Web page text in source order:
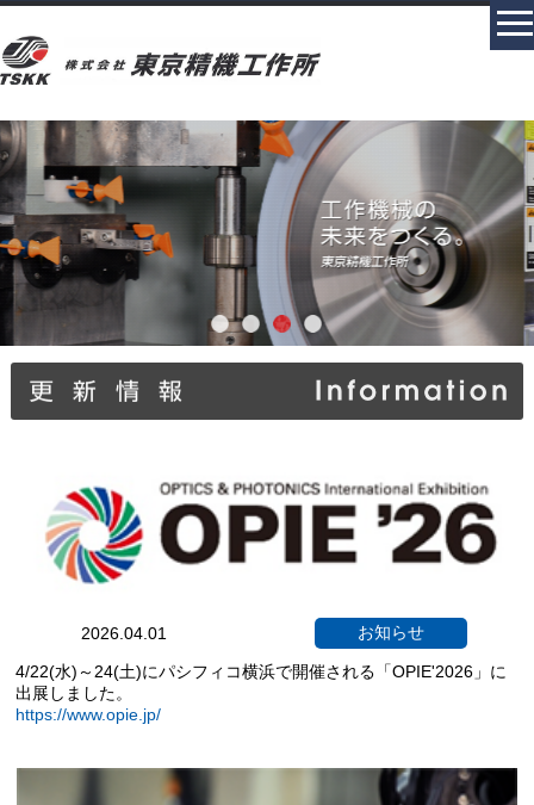
2026.04.01 お知らせ
4/22(水)～24(土)にパシフィコ横浜で開催される「OPIE'2026」に
出展しました。
https://www.opie.jp/